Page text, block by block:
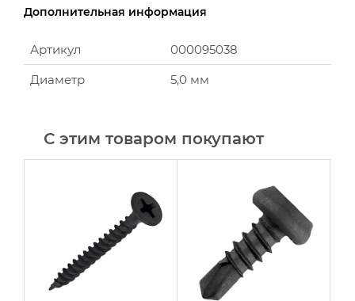
Дополнительная информация
Артикул
000095038
Диаметр
5,0 мм
С этим товаром покупают